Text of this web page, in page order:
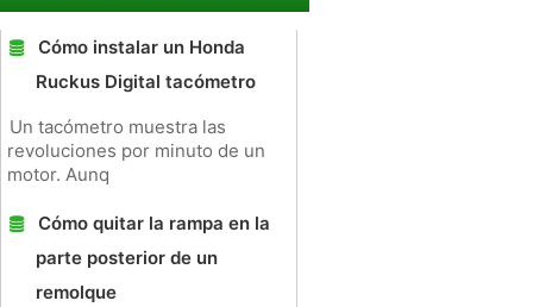
Cómo instalar un Honda
Ruckus Digital tacómetro
Un tacómetro muestra las
revoluciones por minuto de un
motor. Aunq
Cómo quitar la rampa en la
parte posterior de un
remolque